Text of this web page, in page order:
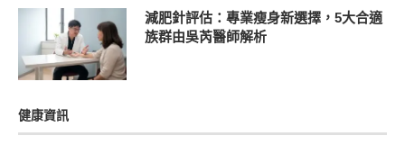
減肥針評估：專業瘦身新選擇，5大合適
族群由吳芮醫師解析
健康資訊